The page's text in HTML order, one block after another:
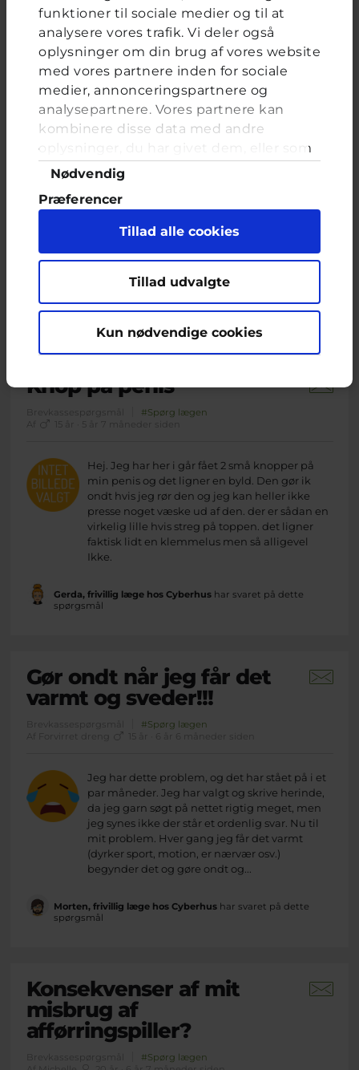
funktioner til sociale medier og til at
analysere vores trafik. Vi deler også
oplysninger om din brug af vores website
med vores partnere inden for sociale
medier, annonceringspartnere og
analysepartnere. Vores partnere kan
kombinere disse data med andre
oplysninger, du har givet dem, eller som
de har indsamlet fra din brug af deres
tjenester. Du samtykker til vores cookies,
hvis du fortsætter med at anvende vores
hjemmeside.
Samtykkevalg
Nødvendig
Præferencer
Marketing
Tillad alle cookies
Tillad udvalgte
Kun nødvendige cookies
Brevkassen holder sommerferie, så det er ikke muligt at
oprette et nyt spørgsmål.
Du kan stadig læse tidligere spørgsmål og svar.
Afstemning
Har du oplevet, at et eller flere af dine billeder er blevet
redigeret af andre for at gøre dem seksuelle?
Valgmuligheder
Ja
Nej, men jeg kender en eller flere det er sket for
FORRIGE
Knop på penis
Brevkassespørgsmål
#Spørg lægen
Af
15 år · 5 år 7 måneder siden
Hej. Jeg har her i går fået 2 små knopper på
min penis og det ligner en byld. Den gør ik
ondt hvis jeg rør den og jeg kan heller ikke
presse noget væske ud af den. der er sådan en
virkelig lille hvis streg på toppen. det ligner
faktisk lidt en klemmelus men så alligevel
Ikke.
Gerda, frivillig læge hos Cyberhushar svaret på dette
spørgsmål
Gør ondt når jeg får det
varmt og sveder!!!
Brevkassespørgsmål
#Spørg lægen
Af Forvirret dreng
15 år · 6 år 6 måneder siden
Jeg har dette problem, og det har stået på i et
par måneder. Jeg har valgt og skrive herinde,
da jeg garn søgt på nettet rigtig meget, men
jeg synes ikke der står et ordenlig svar. Nu til
mit problem. Hver gang jeg får det varmt
(dyrker sport, motion, er nærvær osv.)
begynder det og gøre ondt og...
Morten, frivillig læge hos Cyberhushar svaret på dette
spørgsmål
Konsekvenser af mit
misbrug af
afførringspiller?
Brevkassespørgsmål
#Spørg lægen